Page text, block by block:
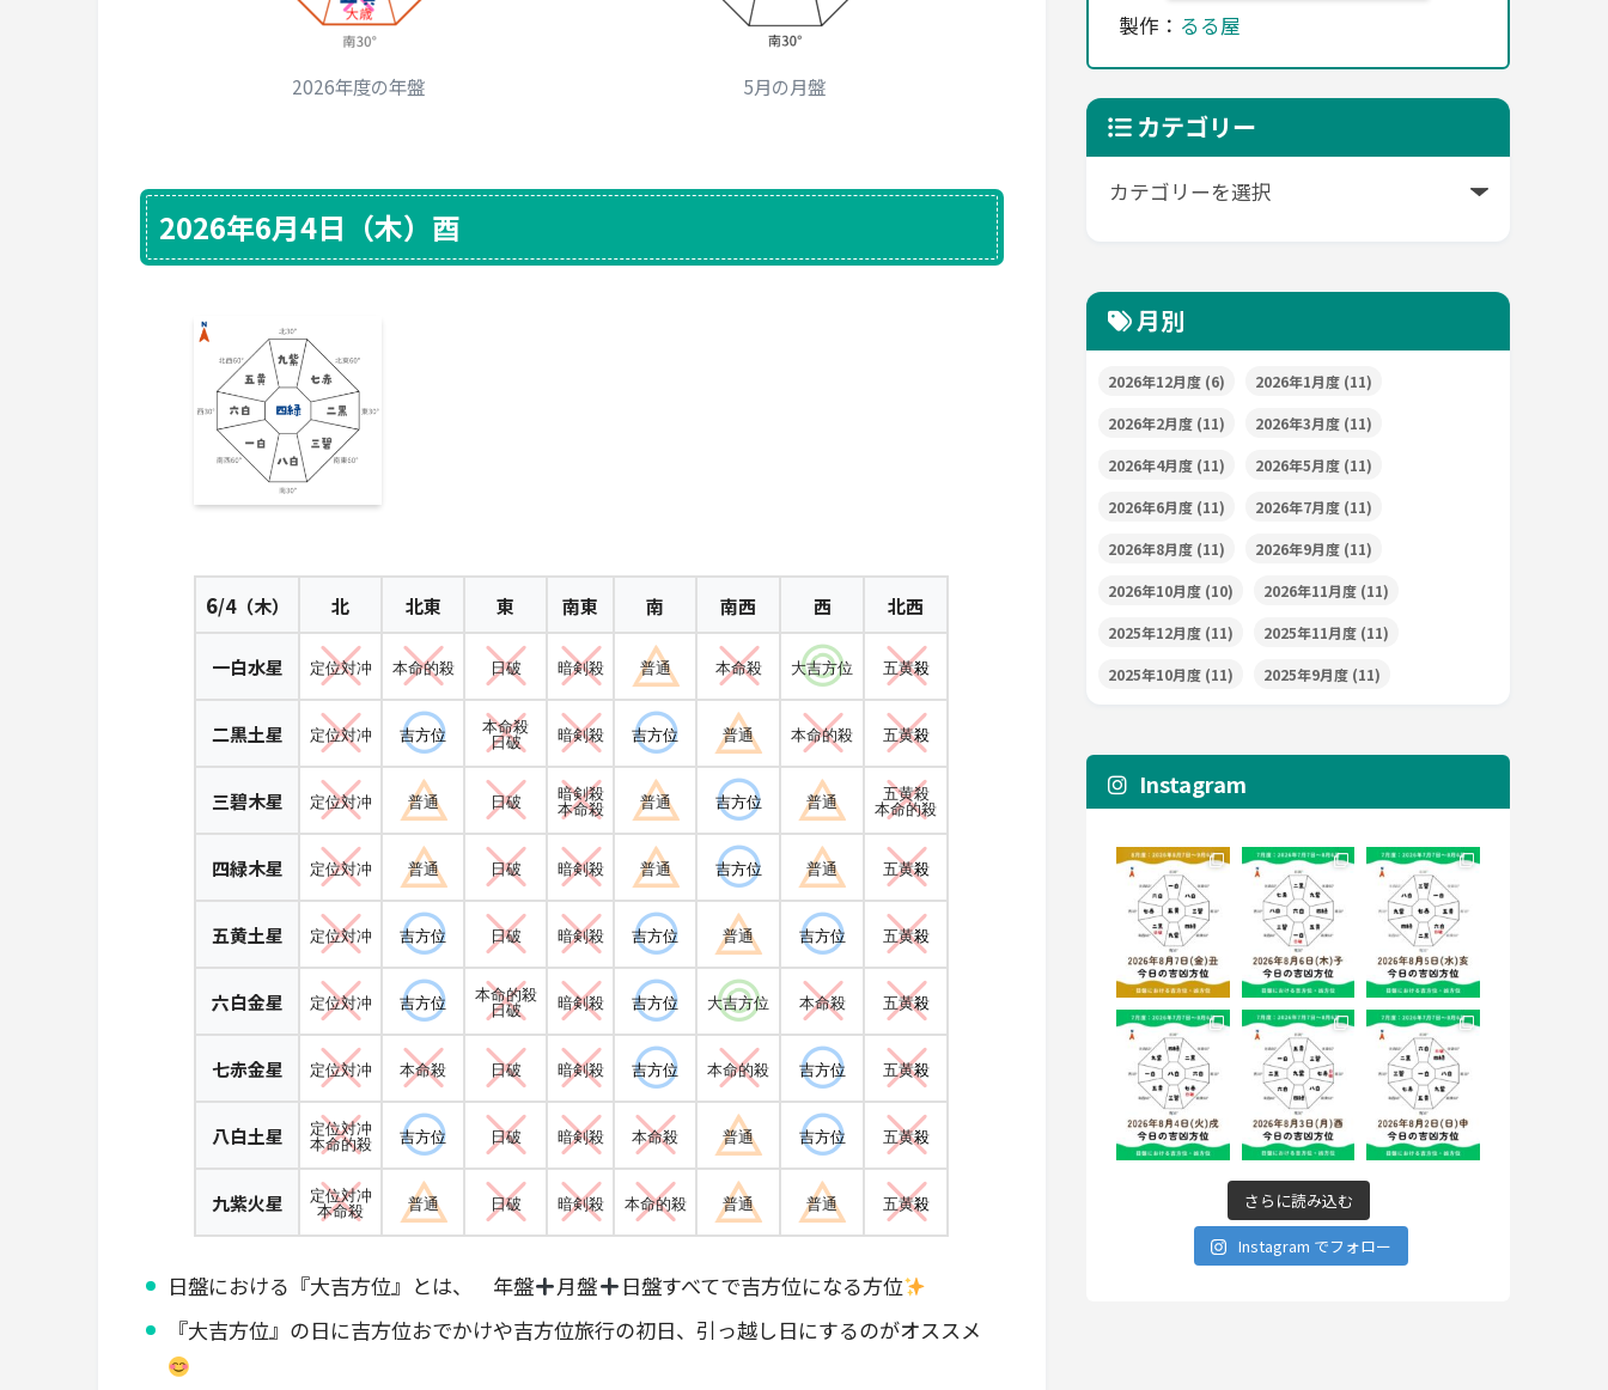
2026年度の年盤 5月の月盤
2026年6月4日（木）酉
6/4（木） 北 北東 東 南東 南 南西 西 北西
一白水星 定位対冲 本命的殺 日破 暗剣殺 普通 本命殺 大吉方位 五黄殺
二黒土星 定位対冲 吉方位
本命殺
日破
暗剣殺 吉方位 普通 本命的殺 五黄殺
三碧木星 定位対冲 普通 日破
暗剣殺
本命殺
普通 吉方位 普通
五黄殺
本命的殺
四緑木星 定位対冲 普通 日破 暗剣殺 普通 吉方位 普通 五黄殺
五黄土星 定位対冲 吉方位 日破 暗剣殺 吉方位 普通 吉方位 五黄殺
六白金星 定位対冲 吉方位
本命的殺
日破
暗剣殺 吉方位 大吉方位 本命殺 五黄殺
七赤金星 定位対冲 本命殺 日破 暗剣殺 吉方位 本命的殺 吉方位 五黄殺
八白土星
定位対冲
本命的殺
吉方位 日破 暗剣殺 本命殺 普通 吉方位 五黄殺
九紫火星
定位対冲
本命殺
普通 日破 暗剣殺 本命的殺 普通 普通 五黄殺
日盤における『大吉方位』とは、 年盤 月盤
日盤すべてで吉方位になる方位
『大吉方位』の日に吉方位おでかけや吉方位旅行の初日、引っ越し日にするのがオススメ
製作： るる屋
カテゴリー
月別
2026年12月度 (6) 2026年1月度 (11)
2026年2月度 (11) 2026年3月度 (11)
2026年4月度 (11) 2026年5月度 (11)
2026年6月度 (11) 2026年7月度 (11)
2026年8月度 (11) 2026年9月度 (11)
2026年10月度 (10) 2026年11月度 (11)
2025年12月度 (11) 2025年11月度 (11)
2025年10月度 (11) 2025年9月度 (11)
Instagram
さらに読み込む
Instagram でフォロー